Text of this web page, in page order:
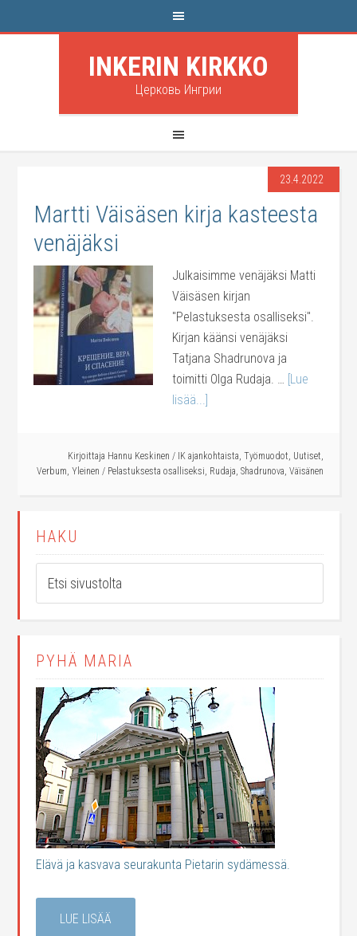
INKERIN KIRKKO
Церковь Ингрии
23.4.2022
Martti Väisäsen kirja kasteesta
venäjäksi
Julkaisimme venäjäksi Matti
Väisäsen kirjan
"Pelastuksesta osalliseksi".
Kirjan käänsi venäjäksi
Tatjana Shadrunova ja
toimitti Olga Rudaja. … [Lue
lisää...]
Kirjoittaja Hannu Keskinen / IK ajankohtaista, Työmuodot, Uutiset,
Verbum, Yleinen / Pelastuksesta osalliseksi, Rudaja, Shadrunova, Väisänen
HAKU
PYHÄ MARIA
Elävä ja kasvava seurakunta Pietarin sydämessä.
LUE LISÄÄ